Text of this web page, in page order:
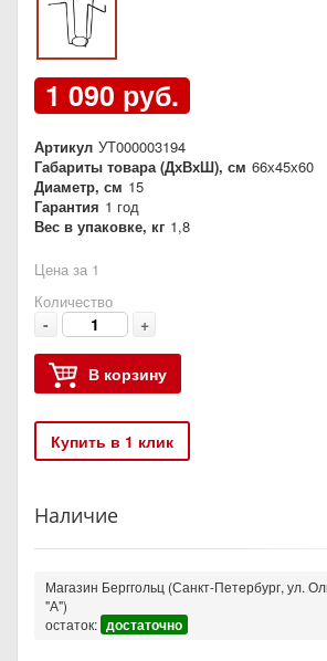
1 090 руб.
Артикул УТ000003194
Габариты товара (ДхВхШ), см 66х45х60
Диаметр, см 15
Гарантия 1 год
Вес в упаковке, кг 1,8
Цена за 1
Количество
- +
В корзину
Купить в 1 клик
Наличие
Магазин Берггольц (Санкт-Петербург, ул.
"А")
остаток: достаточно